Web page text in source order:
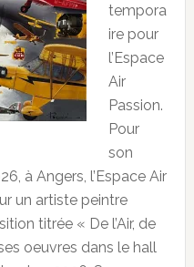
tempora
ire pour
l’Espace
Air
Passion.
Pour
son
à Angers, l’Espace Air
un artiste peintre
titrée « De l’Air, de
oeuvres dans le hall